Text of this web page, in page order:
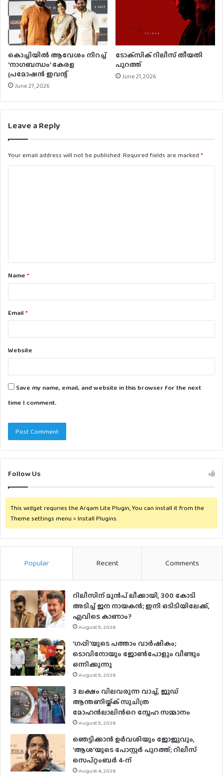
കൊച്ചിയില്‍ ആവേശം നിറച്ച്
‘നാഗബന്ധം’ കേരള
പ്രമോഷന്‍ ഇവന്റ്
June 27, 2026
ടോക്‌സിക് റിലീസ് തീയതി
പുറത്ത്
June 21, 2026
Leave a Reply
Your email address will not be published.Required fields are marked *
t
*Name *
Email *
Website
Save my name, email, and website in this browser for the next
time I comment.
Follow Us
This widget requries the Arqam Lite Plugin, You can install it from the
Theme settings menu > Install Plugins.
Popular Recent Comments
റിലീസിന് മുൻപ് ലീക്കായി, 300 കോടി
അടിച്ച് ജന നായകൻ; ഇനി ഒടിടിയിലേക്ക്,
എവിടെ കാണാം?
August 5, 2026
‘ഗപ്പി‘യുടെ പത്താം വാർഷികം;
ടൊവിനോയും ജോൺപോളും വീണ്ടും
ഒന്നിക്കുന്നു
August 5, 2026
3 ലക്ഷം വിലവരുന്ന വാച്ച്, ജൂഡ്
ആന്തണിയ്ക്ക് സുചിത്ര
മോഹൻലാലിൻറെ സ്നേഹ സമ്മാനം
August 5, 2026
ഞെട്ടിക്കാൻ ഉർവശിയും ജോജുവും,
‘ആശ’യുടെ പോസ്റ്റർ പുറത്ത്; റിലീസ്
സെപ്റ്റംബർ 4-ന്
August 4, 2026